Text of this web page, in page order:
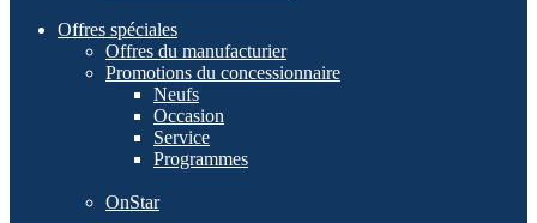
Offres spéciales
Offres du manufacturier
Promotions du concessionnaire
Neufs
Occasion
Service
Programmes
OnStar